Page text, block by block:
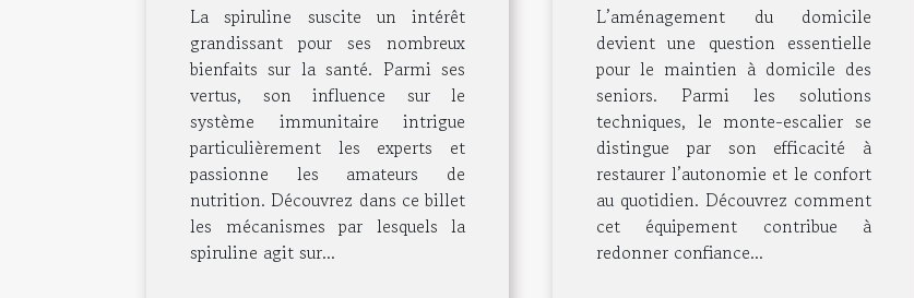
La spiruline suscite un intérêt
grandissant pour ses nombreux
bienfaits sur la santé. Parmi ses
vertus, son influence sur le
système immunitaire intrigue
particulièrement les experts et
passionne les amateurs de
nutrition. Découvrez dans ce billet
les mécanismes par lesquels la
spiruline agit sur...
L’aménagement du domicile
devient une question essentielle
pour le maintien à domicile des
seniors. Parmi les solutions
techniques, le monte-escalier se
distingue par son efficacité à
restaurer l’autonomie et le confort
au quotidien. Découvrez comment
cet équipement contribue à
redonner confiance...